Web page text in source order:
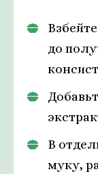
до
В
муку,